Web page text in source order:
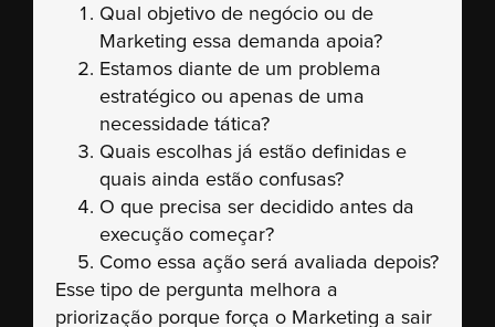
Qual objetivo de negócio ou de
Marketing essa demanda apoia?
Estamos diante de um problema
estratégico ou apenas de uma
necessidade tática?
Quais escolhas já estão definidas e
quais ainda estão confusas?
O que precisa ser decidido antes da
execução começar?
Como essa ação será avaliada depois?
Esse tipo de pergunta melhora a
priorização porque força o Marketing a sair